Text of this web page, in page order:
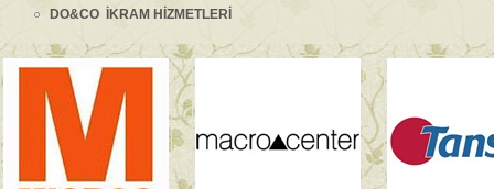
DO&CO İKRAM HİZMETLERİ